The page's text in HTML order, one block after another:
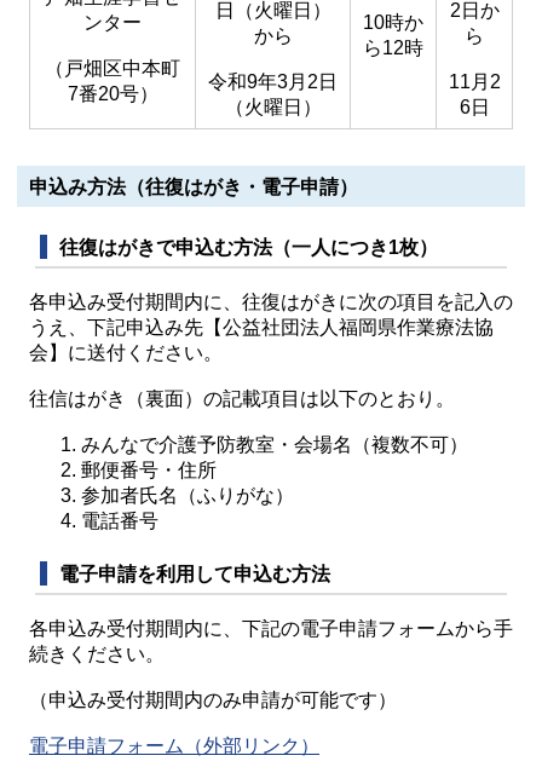
ンター
（戸畑区中本町
7番20号）
日（火曜日）
から
令和9年3月2日
（火曜日）
10時か
ら12時
2日か
ら
11月2
6日
申込み方法（往復はがき・電子申請）
往復はがきで申込む方法（一人につき1枚）
各申込み受付期間内に、往復はがきに次の項目を記入の
うえ、下記申込み先【公益社団法人福岡県作業療法協
会】に送付ください。
往信はがき（裏面）の記載項目は以下のとおり。
みんなで介護予防教室・会場名（複数不可）
郵便番号・住所
参加者氏名（ふりがな）
電話番号
電子申請を利用して申込む方法
各申込み受付期間内に、下記の電子申請フォームから手
続きください。
（申込み受付期間内のみ申請が可能です）
電子申請フォーム（外部リンク）